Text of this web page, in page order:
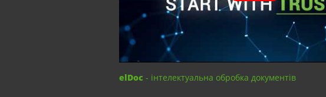
elDoc - інтелектуальна обробка документів